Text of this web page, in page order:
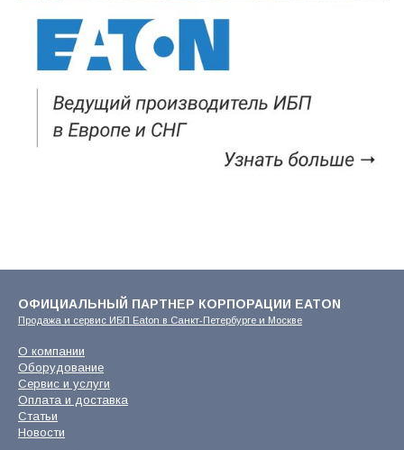
ОФИЦИАЛЬНЫЙ ПАРТНЕР КОРПОРАЦИИ EATON
Продажа и сервис ИБП Eaton в Санкт-Петербурге и Москве
О компании
Оборудование
Сервис и услуги
Оплата и доставка
Статьи
Новости